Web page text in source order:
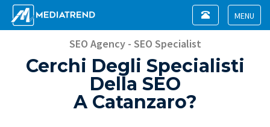
Toggle
Toggle
navigation
SEO Agency - SEO Specialist
Cerchi Degli Specialisti
Della SEO
A Catanzaro?